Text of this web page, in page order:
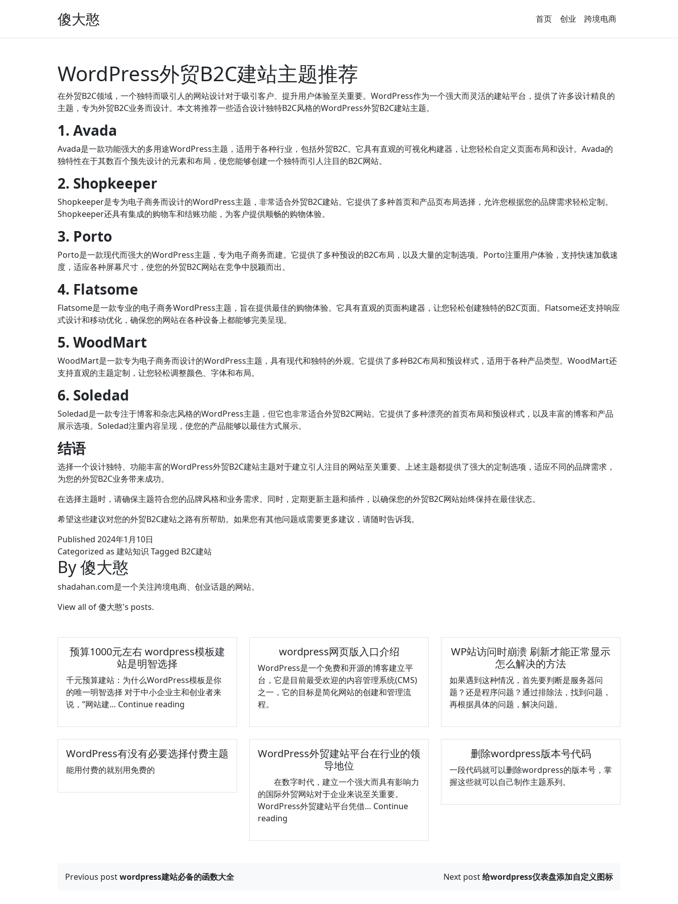
傻大憨 首页 创业 跨境电商
WordPress外贸B2C建站主题推荐
在外贸B2C领域，一个独特而吸引人的网站设计对于吸引客户、提升用户体验至关重要。WordPress作为一个强大而灵活的建站平台，提供了许多设计精良的
主题，专为外贸B2C业务而设计。本文将推荐一些适合设计独特B2C风格的WordPress外贸B2C建站主题。
1. Avada
Avada是一款功能强大的多用途WordPress主题，适用于各种行业，包括外贸B2C。它具有直观的可视化构建器，让您轻松自定义页面布局和设计。Avada的
独特性在于其数百个预先设计的元素和布局，使您能够创建一个独特而引人注目的B2C网站。
2. Shopkeeper
Shopkeeper是专为电子商务而设计的WordPress主题，非常适合外贸B2C建站。它提供了多种首页和产品页布局选择，允许您根据您的品牌需求轻松定制。
Shopkeeper还具有集成的购物车和结账功能，为客户提供顺畅的购物体验。
3. Porto
Porto是一款现代而强大的WordPress主题，专为电子商务而建。它提供了多种预设的B2C布局，以及大量的定制选项。Porto注重用户体验，支持快速加载速
度，适应各种屏幕尺寸，使您的外贸B2C网站在竞争中脱颖而出。
4. Flatsome
Flatsome是一款专业的电子商务WordPress主题，旨在提供最佳的购物体验。它具有直观的页面构建器，让您轻松创建独特的B2C页面。Flatsome还支持响应
式设计和移动优化，确保您的网站在各种设备上都能够完美呈现。
5. WoodMart
WoodMart是一款专为电子商务而设计的WordPress主题，具有现代和独特的外观。它提供了多种B2C布局和预设样式，适用于各种产品类型。WoodMart还
支持直观的主题定制，让您轻松调整颜色、字体和布局。
6. Soledad
Soledad是一款专注于博客和杂志风格的WordPress主题，但它也非常适合外贸B2C网站。它提供了多种漂亮的首页布局和预设样式，以及丰富的博客和产品
展示选项。Soledad注重内容呈现，使您的产品能够以最佳方式展示。
结语
选择一个设计独特、功能丰富的WordPress外贸B2C建站主题对于建立引人注目的网站至关重要。上述主题都提供了强大的定制选项，适应不同的品牌需求，
为您的外贸B2C业务带来成功。
在选择主题时，请确保主题符合您的品牌风格和业务需求。同时，定期更新主题和插件，以确保您的外贸B2C网站始终保持在最佳状态。
希望这些建议对您的外贸B2C建站之路有所帮助。如果您有其他问题或需要更多建议，请随时告诉我。
Published 2024年1月10日
Categorized as 建站知识 Tagged B2C建站
By 傻大憨
shadahan.com是一个关注跨境电商、创业话题的网站。
View all of 傻大憨's posts.
预算1000元左右 wordpress模板建
站是明智选择
千元预算建站：为什么WordPress模板是你
的唯一明智选择 对于中小企业主和创业者来
说，”网站建… Continue reading
1000
元
左
选
wordpress网页版入口介绍
WordPress是一个免费和开源的博客建立平
台，它是目前最受欢迎的内容管理系统(CMS)
之一，它的目标是简化网站的创建和管理流
程。
WP站访问时崩溃 刷新才能正常显示
怎么解决的方法
如果遇到这种情况，首先要判断是服务器问
题？还是程序问题？通过排除法，找到问题，
再根据具体的问题，解决问题。
WordPress有没有必要选择付费主题
能用付费的就别用免费的
WordPress外贸建站平台在行业的领
导地位
在数字时代，建立一个强大而具有影响力
的国际外贸网站对于企业来说至关重要。
WordPress外贸建站平台凭借… Continue
reading
贸
删除wordpress版本号代码
一段代码就可以删除wordpress的版本号，掌
握这些就可以自己制作主题系列。
文
Previous postwordpress建站必备的函数大全 Next post给wordpress仪表盘添加自定义图标